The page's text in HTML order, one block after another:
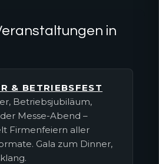
in
& BETRIEBSFEST
Betriebsjubiläum,
Messe-Abend –
Firmenfeiern aller
Gala zum Dinner,